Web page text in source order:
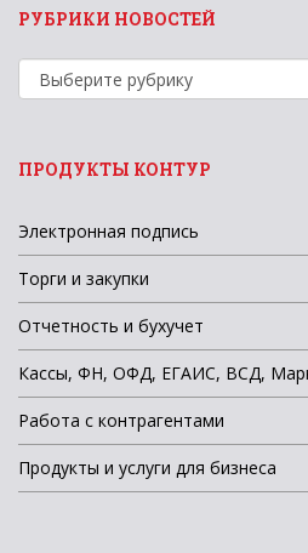
РУБРИКИ НОВОСТЕЙ
Рубрики
новостей
ПРОДУКТЫ КОНТУР
Электронная подпись
Торги и закупки
Отчетность и бухучет
Кассы, ФН, ОФД, ЕГАИС, ВСД,
Работа с контрагентами
Продукты и услуги для бизнеса